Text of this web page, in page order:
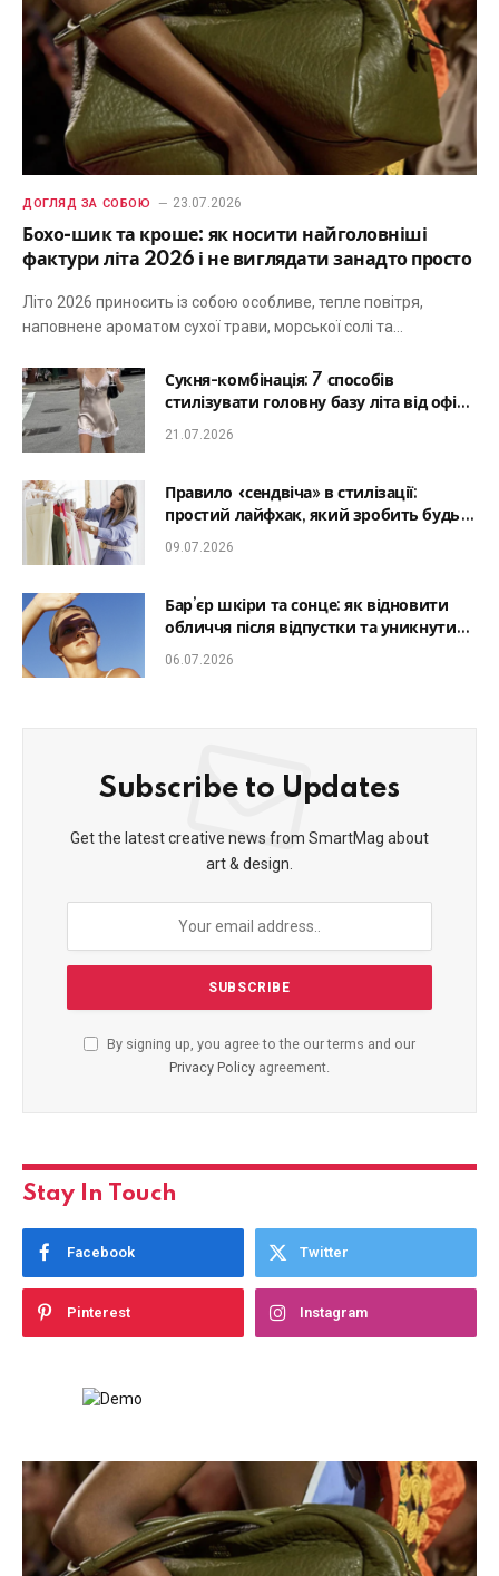
ДОГЛЯД ЗА СОБОЮ 23.07.2026
Бохо-шик та кроше: як носити найголовніші
фактури літа 2026 і не виглядати занадто просто
Літо 2026 приносить із собою особливе, тепле повітря,
наповнене ароматом сухої трави, морської солі та…
Сукня-комбінація: 7 способів
стилізувати головну базу літа від офісу
до романтичної вечері
21.07.2026
Правило «сендвіча» в стилізації:
простий лайфхак, який зробить будь-
який образ гармонійним
09.07.2026
Бар’єр шкіри та сонце: як відновити
обличчя після відпустки та уникнути
фотостаріння
06.07.2026
Subscribe to Updates
Get the latest creative news from SmartMag about
art & design.
By signing up, you agree to the our terms and our
Privacy Policy agreement.
Stay In Touch
Facebook Twitter
Pinterest Instagram